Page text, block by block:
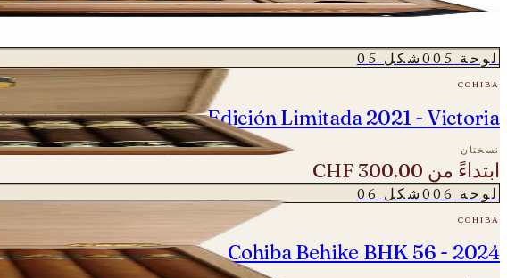
نسختان
لوحة 005 شكل 05
cohiba
Cohiba 55 Aniversario Edición Limitada 2021 - Victoria
نسختان
ابتداءً من CHF 300.00
لوحة 006 شكل 06
cohiba
Cohiba Behike BHK 56 - 2024